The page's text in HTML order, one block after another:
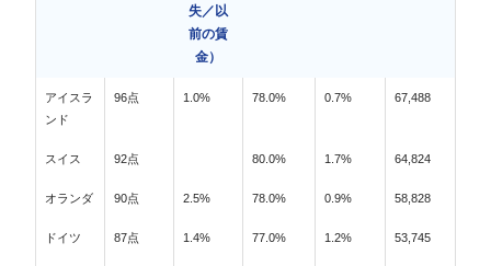
失／以
前の賃
金）
アイスラ
ンド
96点 1.0% 78.0% 0.7% 67,488
スイス 92点 80.0% 1.7% 64,824
オランダ 90点 2.5% 78.0% 0.9% 58,828
ドイツ 87点 1.4% 77.0% 1.2% 53,745